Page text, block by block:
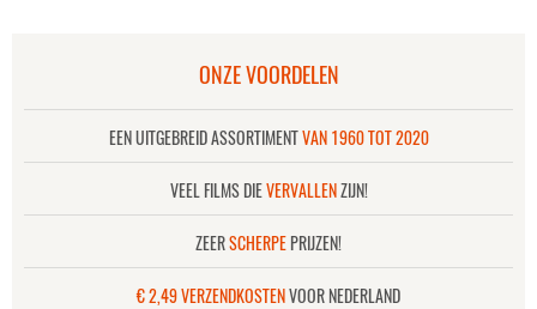
ONZE VOORDELEN
EEN UITGEBREID ASSORTIMENTVAN 1960 TOT 2020
VEEL FILMS DIEVERVALLENZIJN!
ZEERSCHERPEPRIJZEN!
€ 2,49 VERZENDKOSTENVOOR NEDERLAND